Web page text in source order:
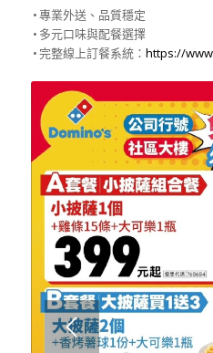
• 專業外送、品質穩定
• 多元口味與配餐選擇
• 完整線上訂餐系統： https://